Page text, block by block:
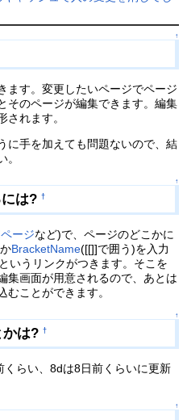
↑
ます。変更したいページでページ
そのページが編集できます。編集
されます。
に手を加えても問題ないので、結
。
↑
には?†
ージなど)で、ページのどこかに
BracketName([[]]で囲う)を入力
いうリンクがつきます。そこを
集画面が用意されるので、あとは
ことができます。
↑
かは?†
らい、8dは8日前くらいに更新
↑